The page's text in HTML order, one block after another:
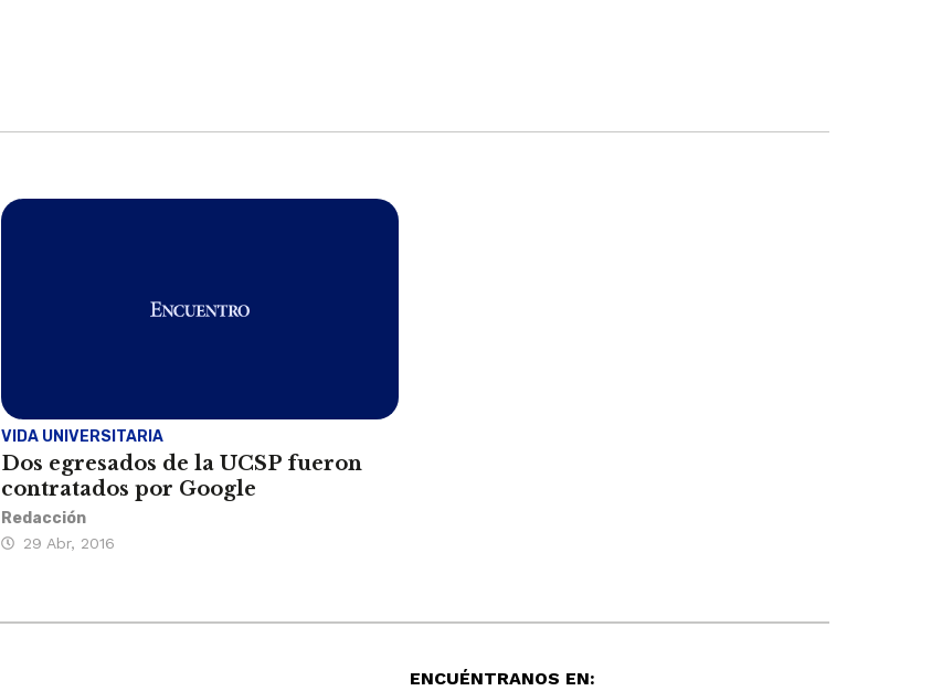
VIDA UNIVERSITARIA
Dos egresados de la UCSP fueron
contratados por Google
Redacción
29 Abr, 2016
ENCUÉNTRANOS EN: